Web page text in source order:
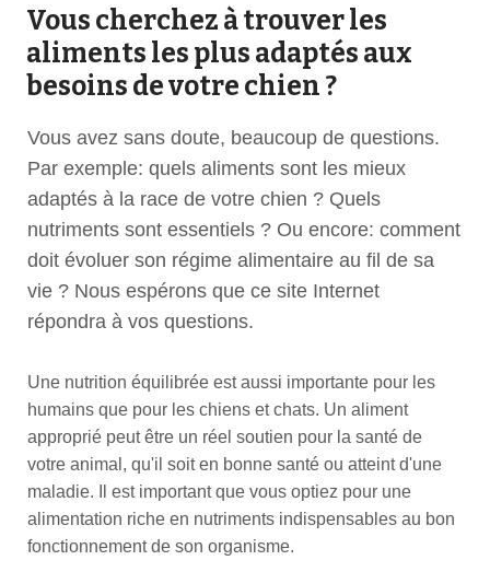
Vous cherchez à trouver les
aliments les plus adaptés aux
besoins de votre chien ?
Vous avez sans doute, beaucoup de questions.
Par exemple: quels aliments sont les mieux
adaptés à la race de votre chien ? Quels
nutriments sont essentiels ? Ou encore: comment
doit évoluer son régime alimentaire au fil de sa
vie ? Nous espérons que ce site Internet
répondra à vos questions.
Une nutrition équilibrée est aussi importante pour les
humains que pour les chiens et chats. Un aliment
approprié peut être un réel soutien pour la santé de
votre animal, qu'il soit en bonne santé ou atteint d'une
maladie. Il est important que vous optiez pour une
alimentation riche en nutriments indispensables au bon
fonctionnement de son organisme.